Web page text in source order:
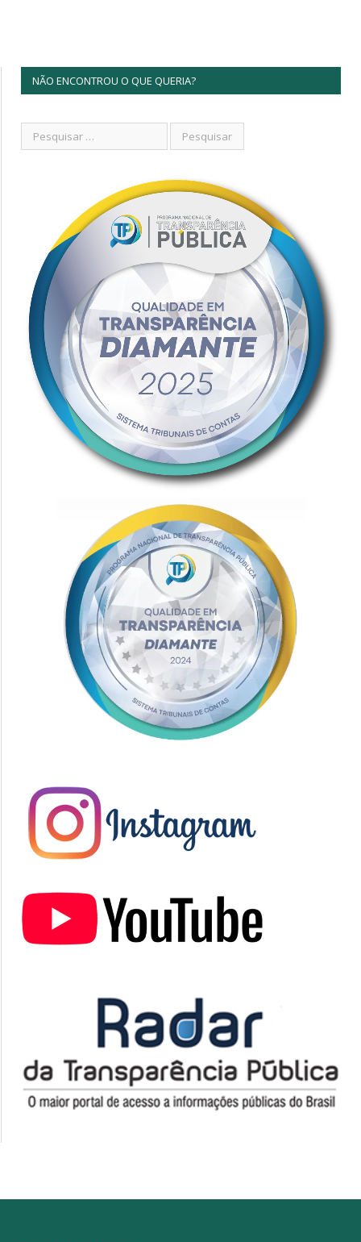
NÃO ENCONTROU O QUE QUERIA?